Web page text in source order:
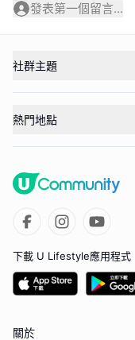
發表第一個留言...
社群主題
熱門地點
下載 U Lifestyle應用程式
關於